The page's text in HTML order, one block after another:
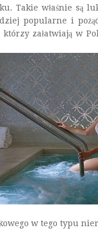
Takie właśnie są
popularne i
załatwiają w
w tego typu